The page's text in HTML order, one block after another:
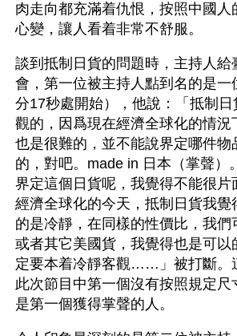
肉走向都充滿着仇恨，按照中國人
心變，讓人看着非常不舒服。
談到抵制日貨的問題時，主持人給
會，第一位被主持人點到名的是一
分17秒處開始），他說：「抵制
觀的，因爲現在經濟全球化的情況
也是很難的，並不能說界定哪件物
的，對吧。made in 日本（掌聲）
界定這個日貨呢，我覺得不能很片
經濟全球化的今天，抵制日貨我覺
的是冷靜，在同樣的性價比，我們
或者其它美國貨，我覺得也是可以
定要本着冷靜客觀……」被打斷。
此次節目中第一個沒有按照規定尺
是第一個獲得掌聲的人。